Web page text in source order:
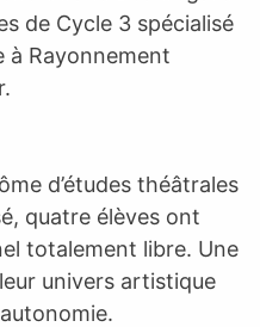
de Cycle 3 spécialisé
à Rayonnement
d’études théâtrales
quatre élèves ont
totalement libre. Une
univers artistique